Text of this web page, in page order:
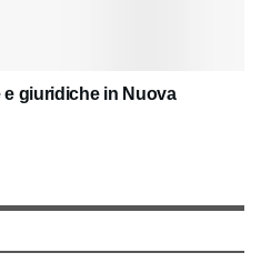
giuridiche in Nuova